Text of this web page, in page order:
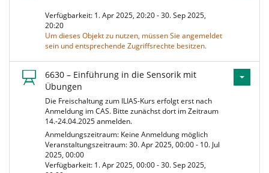
Verfügbarkeit: 1. Apr 2025, 20:20 - 30. Sep 2025,
20:20
Um dieses Objekt zu nutzen, müssen Sie angemeldet
sein und entsprechende Zugriffsrechte besitzen.
6630 – Einführung in die Sensorik mit
Übungen
Die Freischaltung zum ILIAS-Kurs erfolgt erst nach
Anmeldung im CAS. Bitte zunächst dort im Zeitraum
14.-24.04.2025 anmelden.
Anmeldungszeitraum: Keine Anmeldung möglich
Veranstaltungszeitraum: 30. Apr 2025, 00:00 - 10. Jul
2025, 00:00
Verfügbarkeit: 1. Apr 2025, 00:00 - 30. Sep 2025,